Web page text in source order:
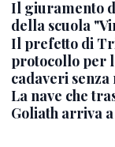
Il giuramento
della scuola
Il prefetto di
protocollo per
cadaveri senza
La nave che
Goliath arriva